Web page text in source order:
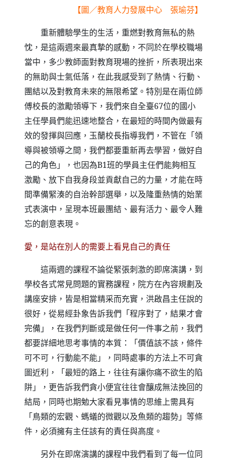
【圖／教育人力發展中心 張瑜芬】
重新體驗學生的生活，重燃對教育無私的熱
忱，是這兩週來最真摯的感動，不同於在學校職場
當中，多少教師面對教育現場的挫折，所表現出來
的無助與士氣低落，在此我感受到了熱情、行動、
團結以及對教育未來的無限希望。特別是在兩位師
傅校長的激勵領導下，我們來自全臺67位的國小
主任學員們能迅速地整合，在最短的時間內做最有
效的發揮與回應，玉蘭校長指導我們，不管在「領
導與被領導之間，我們都要重新再去學習，做好自
己的角色」，也因為B1班的學員主任們能夠相互
激勵、放下自我身段並貢獻自己的力量，才能在時
間準備緊湊的自治幹部選舉，以及隆重熱情的始業
式表演中，呈現本班最團結、最有活力、最令人難
忘的創意表現。
愛，是站在別人的需要上看見自己的責任
這兩週的課程不論從緊張刺激的即席演講，到
學校各式常見問題的實務課程，院方在內容規劃及
講座安排，皆是相當精采而充實，洪啟昌主任說的
很好，從易經卦象告訴我們「程序對了，結果才會
完備」，在我們判斷或是做任何一件事之前，我們
都要詳細地思考事情的本質：「價值該不該，條件
可不可，行動能不能」，同時處事的方法上不可貪
圖近利，「最短的路上，往往有讓你痛不欲生的陷
阱」，更告訴我們貪小便宜往往會釀成無法挽回的
結局，同時也期勉大家看見事情的思維上需具有
「鳥類的宏觀、螞蟻的微觀以及魚類的趨勢」等條
件，必須擁有主任該有的責任與高度。
另外在即席演講的課程中我們看到了每一位同